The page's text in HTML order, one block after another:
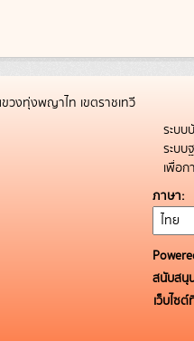
วงทุ่งพญาไท เขตราชเทวี
ระบ
ระบบ
เพื่อ
ภาษา
สนับสนุ
เว็บไซ